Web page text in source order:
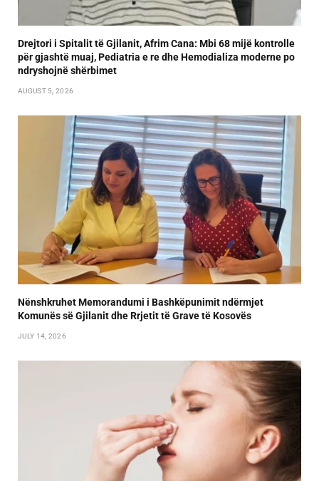
Drejtori i Spitalit të Gjilanit, Afrim Cana: Mbi 68 mijë kontrolle
për gjashtë muaj, Pediatria e re dhe Hemodializa moderne po
ndryshojnë shërbimet
AUGUST 5, 2026
Nënshkruhet Memorandumi i Bashkëpunimit ndërmjet
Komunës së Gjilanit dhe Rrjetit të Grave të Kosovës
JULY 14, 2026